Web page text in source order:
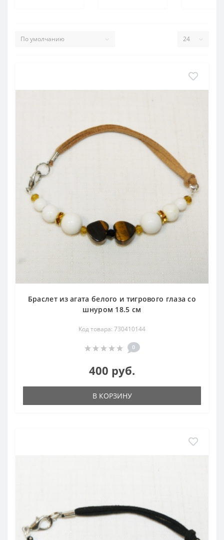
Браслет из агата белого и тигрового глаза со
шнуром 18.5 см
Код товара: 730410144
0
400 руб.
В КОРЗИНУ